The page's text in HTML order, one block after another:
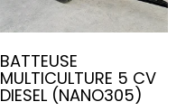
BATTEUSE
MULTICULTURE 5 CV
DIESEL (NANO305)